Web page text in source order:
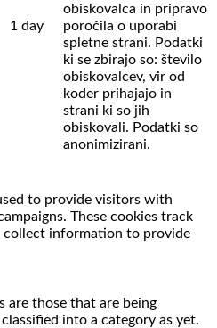
1 day
obiskovalca in pripravo
poročila o uporabi
spletne strani. Podatki
ki se zbirajo so: število
obiskovalcev, vir od
koder prihajajo in
strani ki so jih
obiskovali. Podatki so
anonimizirani.
to provide visitors with
These cookies track
collect information to provide
are those that are being
into a category as yet.